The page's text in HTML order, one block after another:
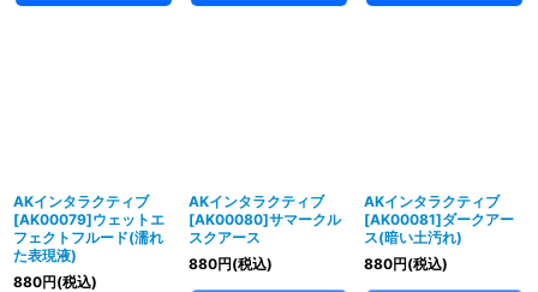
AKインタラクティブ
[AK00079]ウェットエ
フェクトフルード(濡れ
た表現液)
880円(税込)
AKインタラクティブ
[AK00080]サマークル
スクアース
880円(税込)
AKインタラクティブ
[AK00081]ダークアー
ス(暗い土汚れ)
880円(税込)